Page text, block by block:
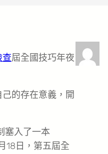
查屆全國技巧年夜
的存在意義，開
塞入了一本
18日，第五屆全